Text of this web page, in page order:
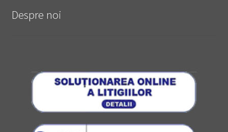
Despre noi